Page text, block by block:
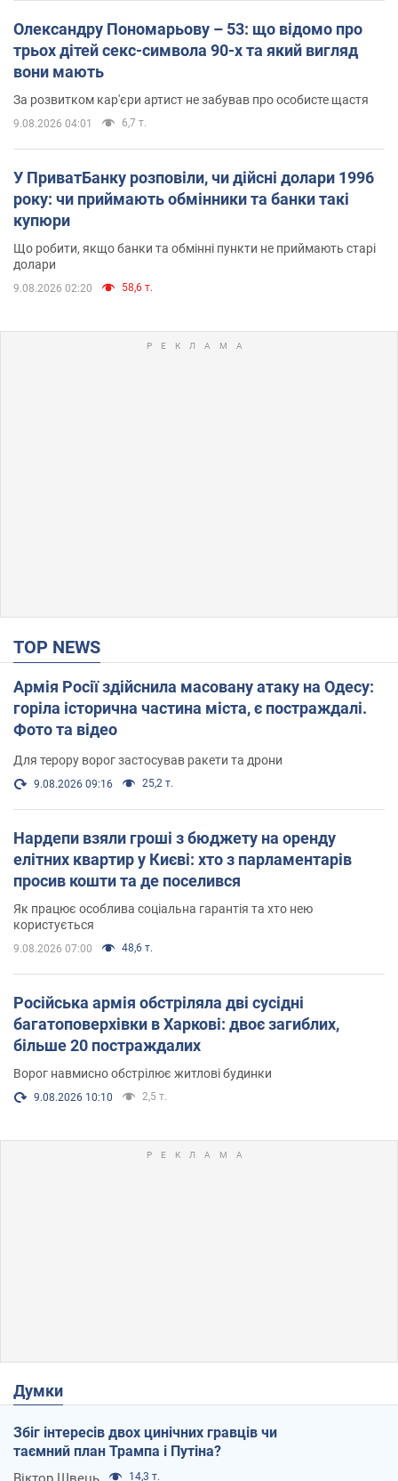
Олександру Пономарьову – 53: що відомо про
трьох дітей секс-символа 90-х та який вигляд
вони мають
За розвитком кар'єри артист не забував про особисте щастя
9.08.2026 04:01 6,7 т.
У ПриватБанку розповіли, чи дійсні долари 1996
року: чи приймають обмінники та банки такі
купюри
Що робити, якщо банки та обмінні пункти не приймають старі
долари
9.08.2026 02:20 58,6 т.
TOP NEWS
Армія Росії здійснила масовану атаку на Одесу:
горіла історична частина міста, є постраждалі.
Фото та відео
Для терору ворог застосував ракети та дрони
9.08.2026 09:16 25,2 т.
Нардепи взяли гроші з бюджету на оренду
елітних квартир у Києві: хто з парламентарів
просив кошти та де поселився
Як працює особлива соціальна гарантія та хто нею
користується
9.08.2026 07:00 48,6 т.
Російська армія обстріляла дві сусідні
багатоповерхівки в Харкові: двоє загиблих,
більше 20 постраждалих
Ворог навмисно обстрілює житлові будинки
9.08.2026 10:10 2,5 т.
Думки
Збіг інтересів двох цинічних гравців чи
таємний план Трампа і Путіна?
14,3 т.